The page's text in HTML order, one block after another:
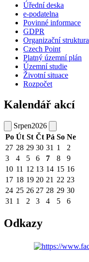
Úřední deska
e-podatelna
Povinné informace
GDPR
Organizační struktura
Czech Point
Platný územní plán
Územní studie
Životní situace
Rozpočet
Kalendář akcí
Srpen2026
Po Út St Čt Pá So Ne
27 28 29 30 31 1
2
3
4 5 6 7 8
9
10 11 12 13 14 15 16
17 18 19 20 21 22 23
24 25 26 27 28 29 30
31 1 2 3 4 5 6
Odkazy